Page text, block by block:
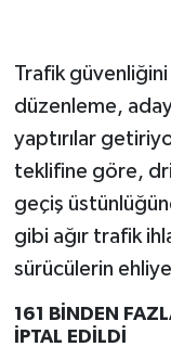
Trafik
düzenleme,
yaptırılar
teklifine göre,
geçiş
gibi ağır trafik
sürücülerin
161 BİNDEN
İPTAL EDİLDİ